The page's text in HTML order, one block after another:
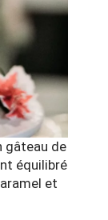
gâteau de
équilibré
et